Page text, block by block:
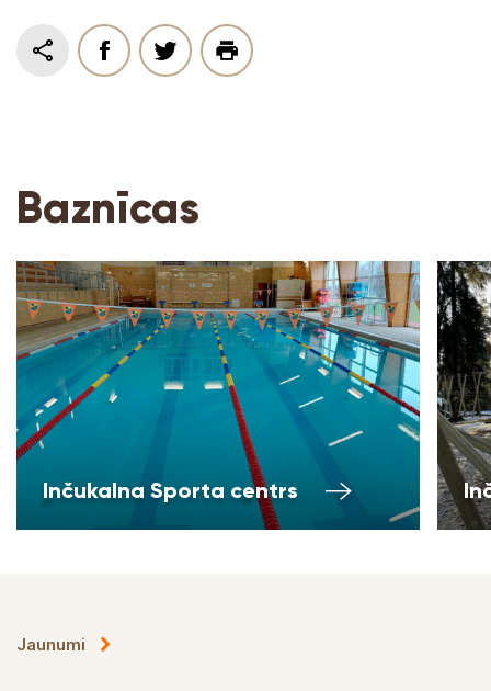
Baznīcas
Inčukalna Sporta centrs
Jaunumi